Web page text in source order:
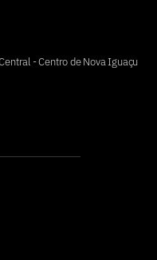
- Centro de Nova Iguaçu